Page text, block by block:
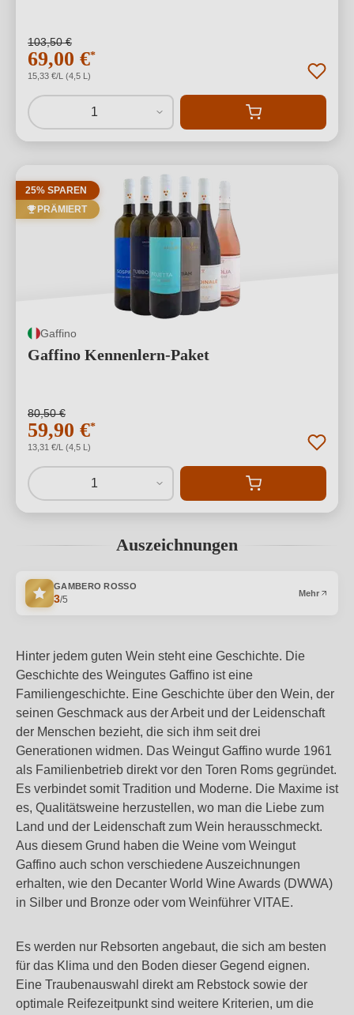
103,50 €
69,00 €*
15,33 €/L (4,5 L)
1
25% SPAREN
PRÄMIERT
Gaffino
Gaffino Kennenlern-Paket
80,50 €
59,90 €*
13,31 €/L (4,5 L)
1
Auszeichnungen
GAMBERO ROSSO
3/5
Mehr
Hinter jedem guten Wein steht eine Geschichte. Die
Geschichte des Weingutes Gaffino ist eine
Familiengeschichte. Eine Geschichte über den Wein, der
seinen Geschmack aus der Arbeit und der Leidenschaft
der Menschen bezieht, die sich ihm seit drei
Generationen widmen. Das Weingut Gaffino wurde 1961
als Familienbetrieb direkt vor den Toren Roms gegründet.
Es verbindet somit Tradition und Moderne. Die Maxime ist
es, Qualitätsweine herzustellen, wo man die Liebe zum
Land und der Leidenschaft zum Wein herausschmeckt.
Aus diesem Grund haben die Weine vom Weingut
Gaffino auch schon verschiedene Auszeichnungen
erhalten, wie den Decanter World Wine Awards (DWWA)
in Silber und Bronze oder vom Weinführer VITAE.
Es werden nur Rebsorten angebaut, die sich am besten
für das Klima und den Boden dieser Gegend eignen.
Eine Traubenauswahl direkt am Rebstock sowie der
optimale Reifezeitpunkt sind weitere Kriterien, um die